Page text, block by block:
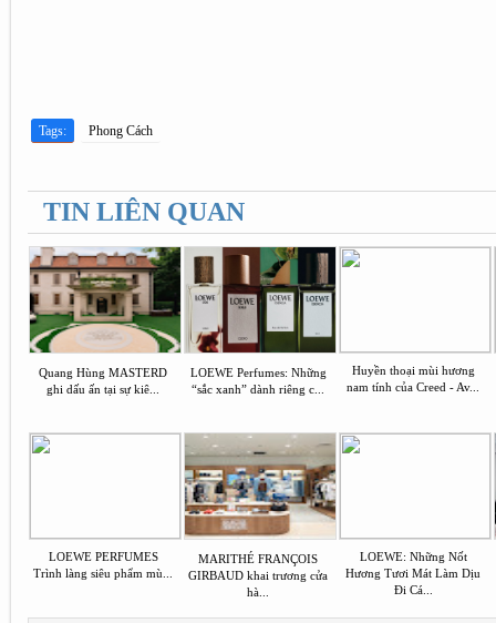
Tags: Phong Cách
TIN LIÊN QUAN
Quang Hùng MASTERD
ghi dấu ấn tại sự kiê...
LOEWE Perfumes: Những
“sắc xanh” dành riêng c...
Huyền thoại mùi hương
nam tính của Creed - Av...
LOEWE PERFUMES
Trình làng siêu phẩm mù...
MARITHÉ FRANÇOIS
GIRBAUD khai trương cửa
hà...
LOEWE: Những Nốt
Hương Tươi Mát Làm Dịu
Đi Cá...